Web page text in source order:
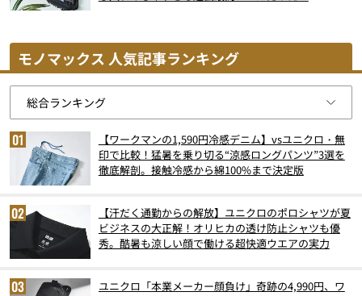
モノマックス 人気記事ランキング
【ワークマンの1,590円冷感デニム】vsユニクロ・無
印で比較！猛暑を乗り切る“涼感ロングパンツ”3選を
徹底解剖。接触冷感から綿100%まで決定版
【汗だく通勤からの解放】ユニクロのポロシャツが夏
ビジネスの大正解！オリヒカの透け防止シャツも優
秀。酷暑も涼しい顔で働ける超快適ウエアの実力
ユニクロ「本業メーカー顔負け」奇跡の4,990円、ワ